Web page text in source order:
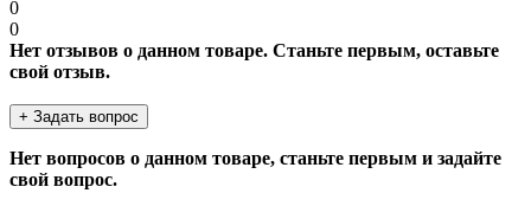
0
0
Нет отзывов о данном товаре. Станьте первым, оставьте
свой отзыв.
+ Задать вопрос
Нет вопросов о данном товаре, станьте первым и задайте
свой вопрос.